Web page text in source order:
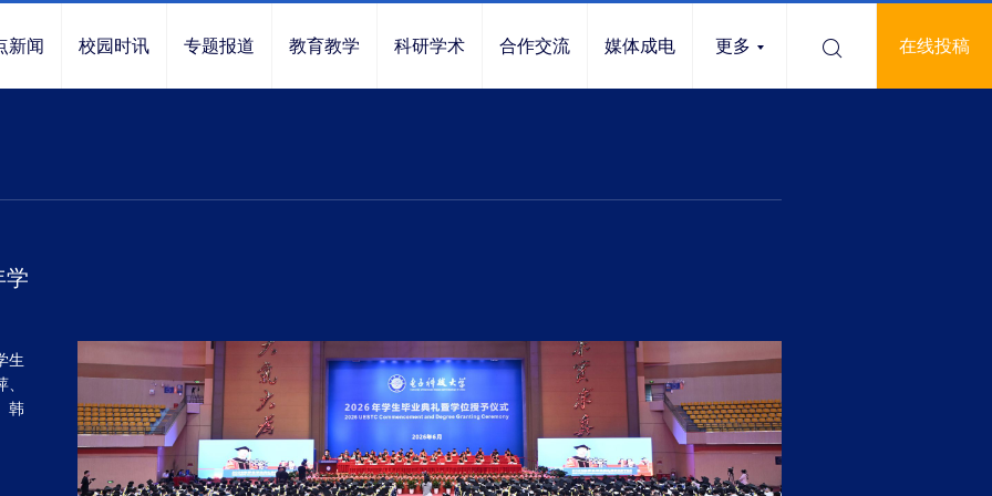
新闻 校园时讯 专题报道 教育教学 科研学术 合作交流 媒体成电 更多 在线投稿
学
生
韩